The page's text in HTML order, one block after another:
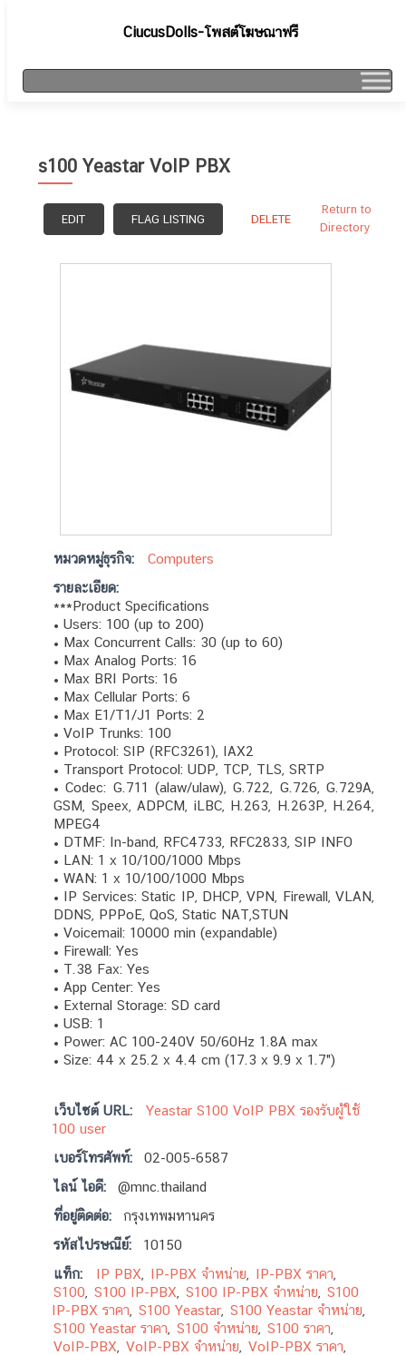
CiucusDolls-โพสต์โฆษณาฟรี
s100 Yeastar VoIP PBX
EDIT FLAG LISTING DELETE
Return to
Directory
หมวดหมู่ธุรกิจ:
Computers
รายละเอียด:
***Product Specifications
• Users: 100 (up to 200)
• Max Concurrent Calls: 30 (up to 60)
• Max Analog Ports: 16
• Max BRI Ports: 16
• Max Cellular Ports: 6
• Max E1/T1/J1 Ports: 2
• VoIP Trunks: 100
• Protocol: SIP (RFC3261), IAX2
• Transport Protocol: UDP, TCP, TLS, SRTP
• Codec: G.711 (alaw/ulaw), G.722, G.726, G.729A,
GSM, Speex, ADPCM, iLBC, H.263, H.263P, H.264,
MPEG4
• DTMF: In-band, RFC4733, RFC2833, SIP INFO
• LAN: 1 x 10/100/1000 Mbps
• WAN: 1 x 10/100/1000 Mbps
• IP Services: Static IP, DHCP, VPN, Firewall, VLAN,
DDNS, PPPoE, QoS, Static NAT,STUN
• Voicemail: 10000 min (expandable)
• Firewall: Yes
• T.38 Fax: Yes
• App Center: Yes
• External Storage: SD card
• USB: 1
• Power: AC 100-240V 50/60Hz 1.8A max
• Size: 44 x 25.2 x 4.4 cm (17.3 x 9.9 x 1.7")
เว็บไซต์ URL:
Yeastar S100 VoIP PBX รองรับผู้ใช้
100 user
เบอร์โทรศัพท์:
02-005-6587
ไลน์ ไอดี:
@mnc.thailand
ที่อยู่ติดต่อ:
กรุงเทพมหานคร
รหัสไปรษณีย์:
10150
แท็ก:
IP PBX IP-PBX จำหน่าย IP-PBX ราคา
S100
S100 IP-PBX S100 IP-PBX จำหน่าย
S100
IP-PBX ราคา
S100 Yeastar S100 Yeastar จำหน่าย
S100 Yeastar ราคา
S100 จำหน่าย S100 ราคา
VoIP-PBX
VoIP-PBX จำหน่าย VoIP-PBX ราคา